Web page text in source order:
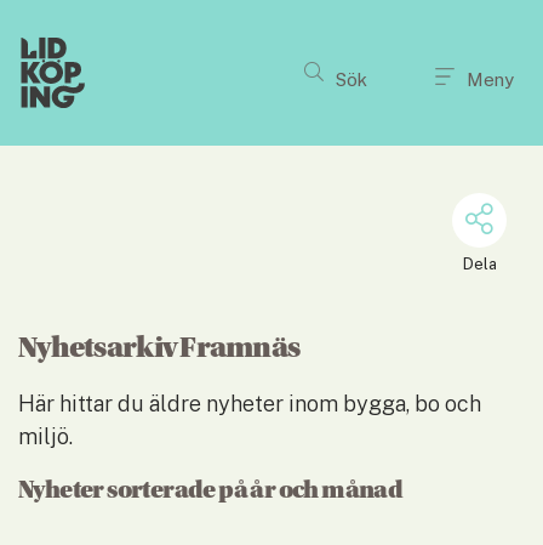
Sök Meny
Dela
Nyhetsarkiv Framnäs
Här hittar du äldre nyheter inom bygga, bo och
miljö.
Nyheter sorterade på år och månad